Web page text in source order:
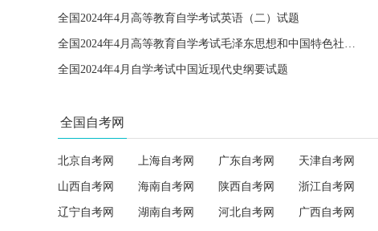
全国2024年4月高等教育自学考试英语（二）试题
全国2024年4月高等教育自学考试毛泽东思想和中国特色社会主义理论体系概论试题
全国2024年4月自学考试中国近现代史纲要试题
全国自考网
北京自考网 上海自考网 广东自考网 天津自考网
山西自考网 海南自考网 陕西自考网 浙江自考网
辽宁自考网 湖南自考网 河北自考网 广西自考网